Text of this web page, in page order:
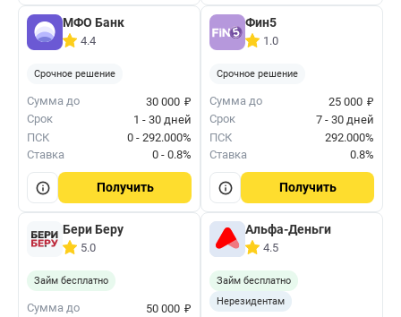
МФО Банк
4.4
Срочное решение
Сумма до 30 000 ₽
Срок
1 - 30 дней
ПСК
0 - 292.000%
Ставка
0 - 0.8%
Получить
Фин5
1.0
Срочное решение
Сумма до 25 000 ₽
Срок
7 - 30 дней
ПСК
292.000%
Ставка
0.8%
Получить
Бери Беру
5.0
Займ бесплатно
Сумма до 50 000 ₽
Альфа-Деньги
4.5
Займ бесплатно
Нерезидентам